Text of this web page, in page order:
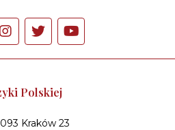
Polskiej
Kra­ków 23